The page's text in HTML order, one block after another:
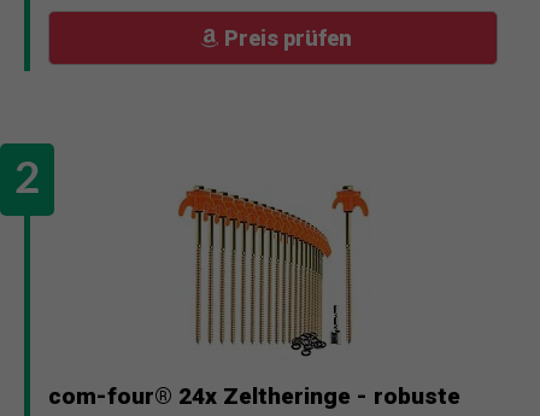
Preis prüfen
com-four® 24x Zeltheringe - robuste